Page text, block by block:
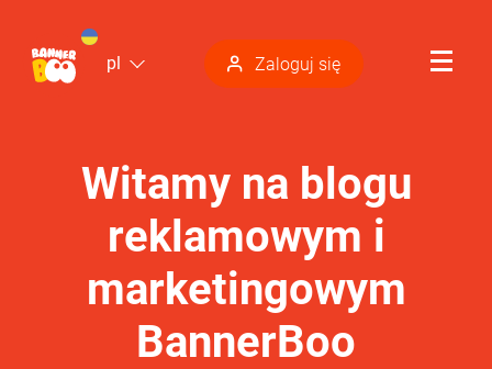
pl Zaloguj się
Witamy na blogu
reklamowym i
marketingowym
BannerBoo